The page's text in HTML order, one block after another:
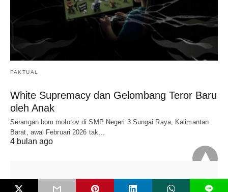
FAKTUAL
White Supremacy dan Gelombang Teror Baru
oleh Anak
Serangan bom molotov di SMP Negeri 3 Sungai Raya, Kalimantan
Barat, awal Februari 2026 tak…
4 bulan ago
L